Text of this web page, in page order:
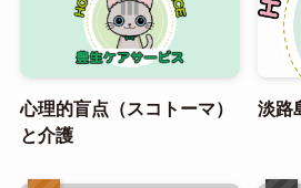
心理的盲点（スコトーマ）
と介護
淡路